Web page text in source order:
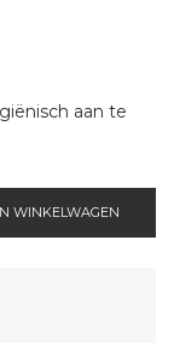
aan te
WINKELWAGEN